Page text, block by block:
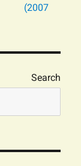
2007)
Search